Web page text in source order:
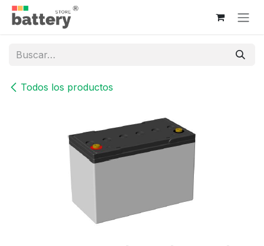
Ir al contenido
Todos los productos